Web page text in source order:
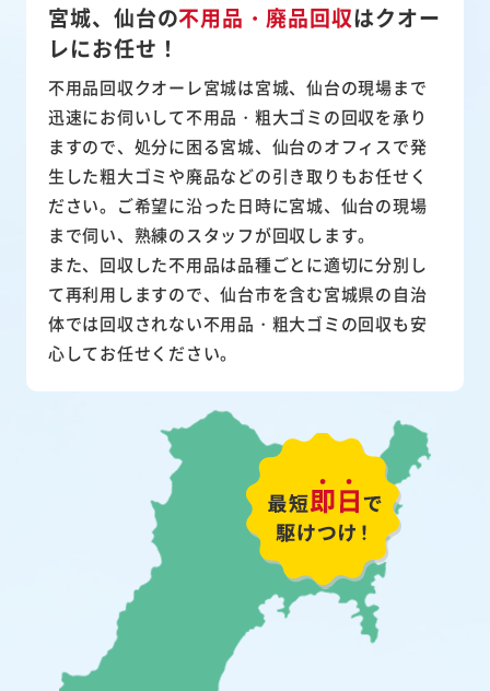
宮城、仙台の不用品・廃品回収はクオー
レにお任せ！
不用品回収クオーレ宮城は宮城、仙台の現場まで
迅速にお伺いして不用品・粗大ゴミの回収を承り
ますので、処分に困る宮城、仙台のオフィスで発
生した粗大ゴミや廃品などの引き取りもお任せく
ださい。ご希望に沿った日時に宮城、仙台の現場
まで伺い、熟練のスタッフが回収します。
また、 回収した不用品は品種ごとに適切に分別し
て再利用 しますので、仙台市を含む宮城県の自治
体では回収されない不用品・粗大ゴミの回収も安
心してお任せください。